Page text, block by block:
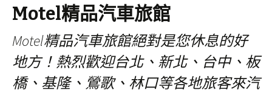
Motel精品汽車旅館
Motel精品汽車旅館絕對是您休息的好
地方！熱烈歡迎台北、新北、台中、板
橋、基隆、鶯歌、林口等各地旅客來汽